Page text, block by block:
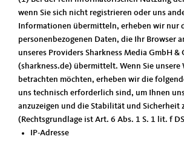
wenn Sie sich nicht registrieren oder uns
Informationen übermitteln, erheben wir nur
personenbezogenen Daten, die Ihr Browser
unseres Providers Sharkness Media GmbH &
(sharkness.de) übermittelt. Wenn Sie unsere
betrachten möchten, erheben wir die
uns technisch erforderlich sind, um Ihnen
anzuzeigen und die Stabilität und Sicherheit
(Rechtsgrundlage ist Art. 6 Abs. 1 S. 1 lit. f
IP-Adresse